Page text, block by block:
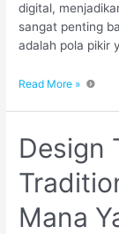
digital,
sangat penting
adalah pola pikir
Read More »
Design
Mana